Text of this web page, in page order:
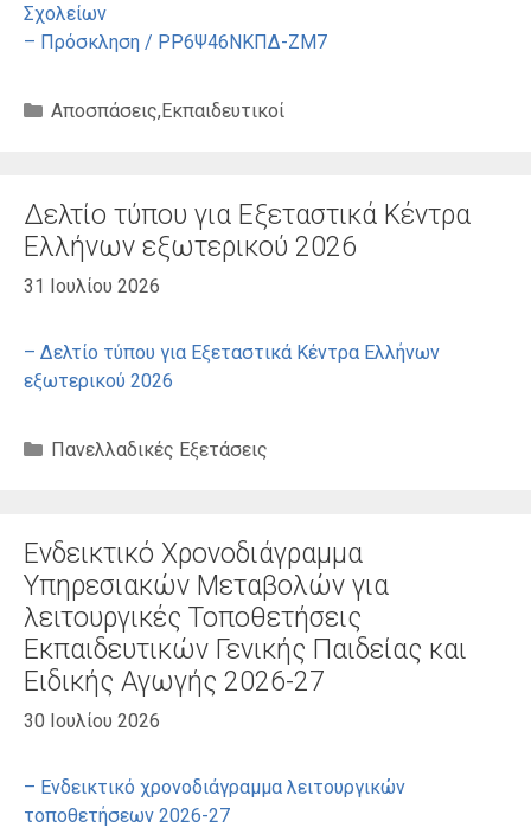
Σχολείων
– Πρόσκληση / ΡΡ6Ψ46ΝΚΠΔ-ΖΜ7
Κατηγορίες
Αποσπάσεις,Εκπαιδευτικοί
Δελτίο τύπου για Εξεταστικά Κέντρα
Ελλήνων εξωτερικού 2026
31 Ιουλίου 2026
– Δελτίο τύπου για Εξεταστικά Κέντρα Ελλήνων
εξωτερικού 2026
Κατηγορίες
Πανελλαδικές Εξετάσεις
Ενδεικτικό Χρονοδιάγραμμα
Υπηρεσιακών Μεταβολών για
λειτουργικές Τοποθετήσεις
Εκπαιδευτικών Γενικής Παιδείας και
Ειδικής Αγωγής 2026-27
30 Ιουλίου 2026
– Ενδεικτικό χρονοδιάγραμμα λειτουργικών
τοποθετήσεων 2026-27